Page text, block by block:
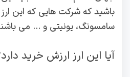
باشید که شرکت هایی که این ارز
سامسونگ، یونیتی و … می
آیا این ارز ارزش خرید